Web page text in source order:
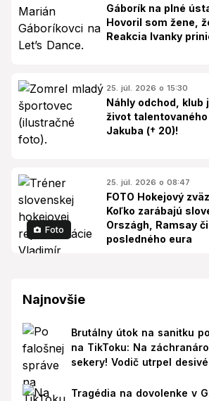
Gáborík na plné
Hovoril som žene,
Reakcia Ivanky
25. júl. 2026 o 15:30
Náhly odchod, klub
život
Jakuba († 20)!
Foto
25. júl. 2026 o 08:47
FOTO Hokejový
Koľko zarábajú
Országh, Ramsay
posledného eura
Najnovšie
Brutálny útok na sanitku
na TikToku: Na
sekery! Vodič utrpel
Tragédia na dovolenke v